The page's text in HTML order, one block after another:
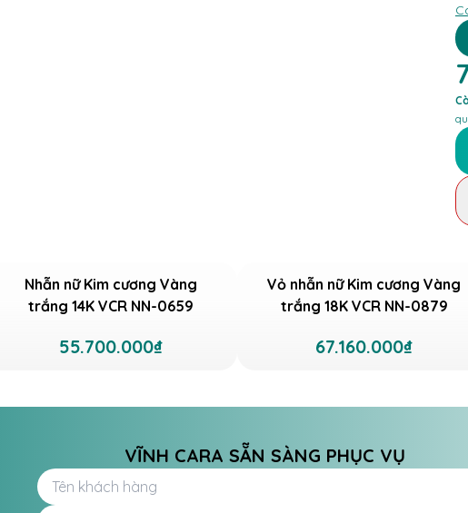
Nhẫn nữ Kim cương Vàng
trắng 14K VCR NN-0659
55.700.000₫
Vỏ nhẫn nữ Kim cương Vàng
trắng 18K VCR NN-0879
67.160.000₫
VĨNH CARA SẴN SÀNG PHỤC VỤ